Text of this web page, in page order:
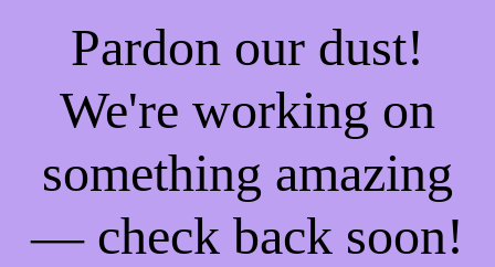
Pardon our dust!
We're working on
something amazing
— check back soon!